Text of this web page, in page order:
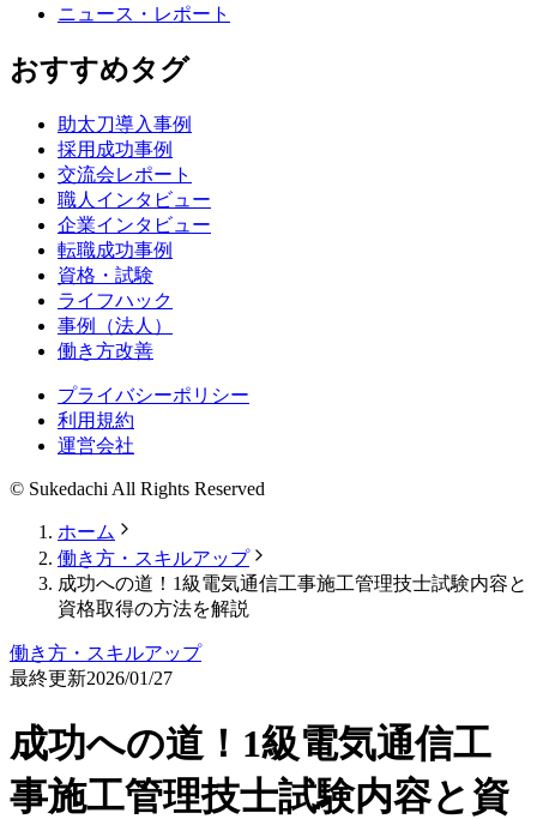
ニュース・レポート
おすすめタグ
助太刀導入事例
採用成功事例
交流会レポート
職人インタビュー
企業インタビュー
転職成功事例
資格・試験
ライフハック
事例（法人）
働き方改善
プライバシーポリシー
利用規約
運営会社
© Sukedachi All Rights Reserved
ホーム
働き方・スキルアップ
成功への道！1級電気通信工事施工管理技士試験内容と
資格取得の方法を解説
働き方・スキルアップ
最終更新2026/01/27
成功への道！1級電気通信工
事施工管理技士試験内容と資